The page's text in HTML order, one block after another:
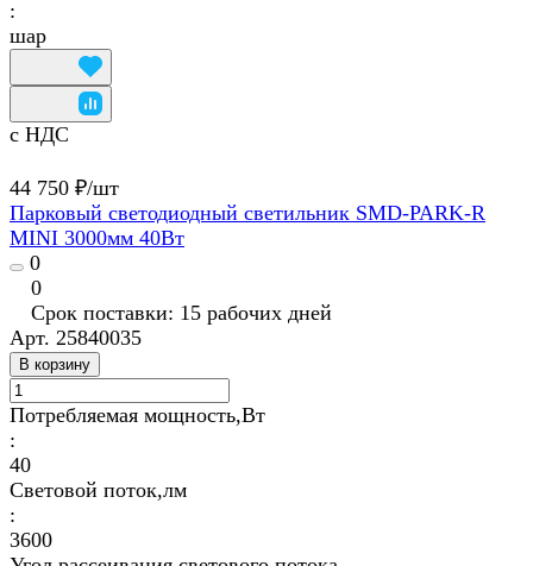
:
шар
с НДС
44 750 ₽/шт
Парковый светодиодный светильник SMD-PARK-R
MINI 3000мм 40Вт
0
0
Срок поставки: 15 рабочих дней
Арт. 25840035
В корзину
Потребляемая мощность,Вт
:
40
Световой поток,лм
:
3600